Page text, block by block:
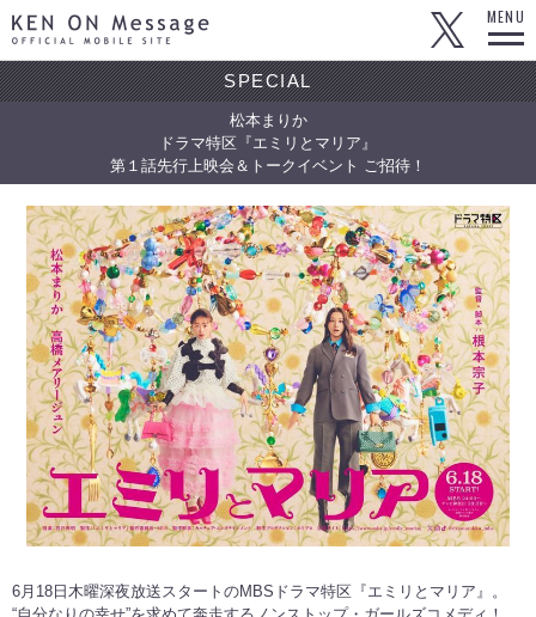
KEN ON Message OFFICIAL MOBILE SITE
MENU
SPECIAL
松本まりか
ドラマ特区『エミリとマリア』
第１話先行上映会＆トークイベント ご招待！
6月18日木曜深夜放送スタートのMBSドラマ特区『エミリとマリア』。